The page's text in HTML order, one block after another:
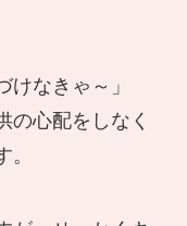
けなきゃ～」
の心配をしなく